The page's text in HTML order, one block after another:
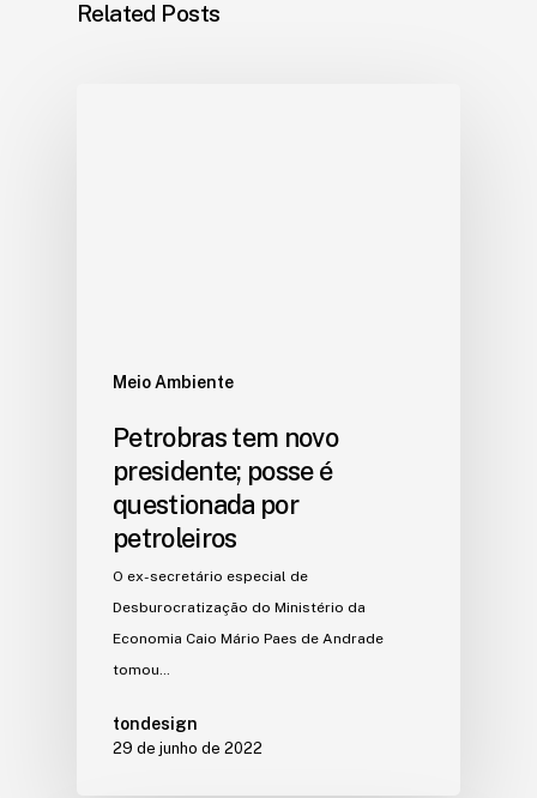
Related Posts
Meio Ambiente
Petrobras tem novo
presidente; posse é
questionada por
petroleiros
O ex-secretário especial de
Desburocratização do Ministério da
Economia Caio Mário Paes de Andrade
tomou…
tondesign
29 de junho de 2022